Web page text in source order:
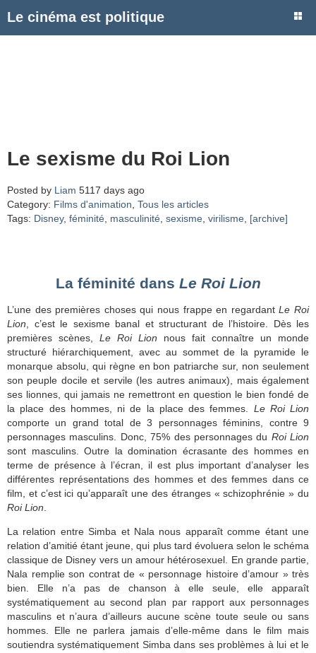
Le cinéma est politique
Le sexisme du Roi Lion
Posted by Liam 5117 days ago
Category: Films d'animation Tous les articles
Tags: Disney, féminité masculinité sexisme virilisme [archive]
La féminité dans Le Roi Lion
L’une des premières choses qui nous frappe en regardantLe Roi
Lion, c’est le sexisme banal et structurant de l’histoire. Dès les
premières scènes, Le Roi Lion nous fait connaître un monde
structuré hiérarchiquement, avec au sommet de la pyramide le
monarque absolu, qui règne en bon patriarche sur, non seulement
son peuple docile et servile (les autres animaux), mais également
ses lionnes, qui jamais ne remettront en question le bien fondé de
la place des hommes, ni de la place des femmes. Le Roi Lion
comporte un grand total de 3 personnages féminins, contre 9
personnages masculins. Donc, 75% des personnages du Roi Lion
sont masculins. Outre la domination écrasante des hommes en
terme de présence à l’écran, il est plus important d’analyser les
différentes représentations des hommes et des femmes dans ce
film, et c’est ici qu’apparaît une des étranges « schizophrénie » du
Roi Lion.
La relation entre Simba et Nala nous apparaît comme étant une
relation d’amitié étant jeune, qui plus tard évoluera selon le schéma
classique de Disney vers un amour hétérosexuel. En grande partie,
Nala remplie son contrat de « personnage histoire d’amour » très
bien. Elle n’a pas de chanson à elle seule, elle apparaît
systématiquement au second plan par rapport aux personnages
masculins et n’aura d’ailleurs aucune scène toute seule ou sans
hommes. Elle ne parlera jamais d’elle-même dans le film mais
soutiendra systématiquement Simba dans ses problèmes à lui et le